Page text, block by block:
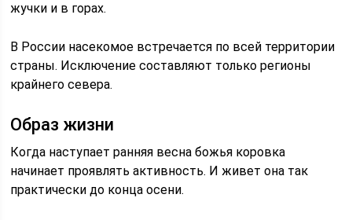
жучки и в горах.
В России насекомое встречается по всей территории
страны. Исключение составляют только регионы
крайнего севера.
Образ жизни
Когда наступает ранняя весна божья коровка
начинает проявлять активность. И живет она так
практически до конца осени.